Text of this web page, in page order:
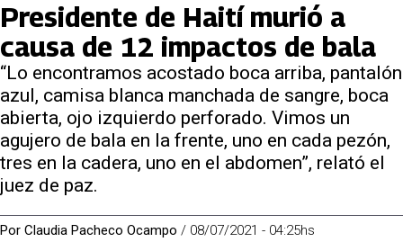
Presidente de Haití murió a
causa de 12 impactos de bala
“Lo encontramos acostado boca arriba, pantalón
azul, camisa blanca manchada de sangre, boca
abierta, ojo izquierdo perforado. Vimos un
agujero de bala en la frente, uno en cada pezón,
tres en la cadera, uno en el abdomen”, relató el
juez de paz.
Por Claudia Pacheco Ocampo / 08/07/2021 - 04:25hs